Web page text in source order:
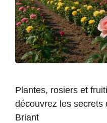
Plantes, rosiers et
découvrez les secrets
Briant